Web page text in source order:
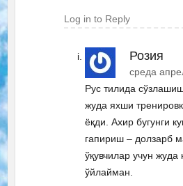
Log in to Reply
Розия
среда
Рус тилида
жуда яхши
ёқди. Ахир бугунги
гапириш – долзарб
ўқувчилар учун жуда
ўйлайман.